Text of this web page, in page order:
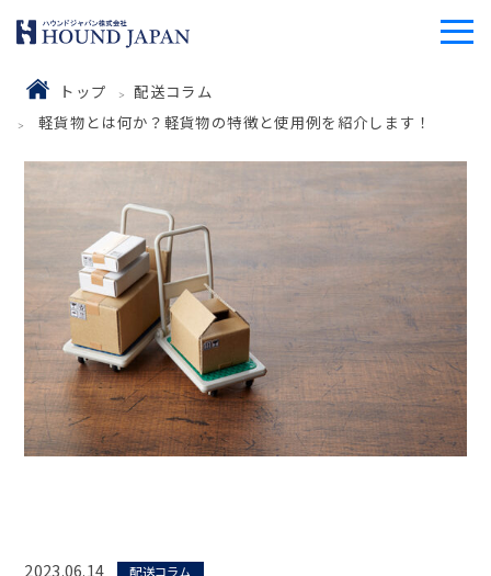
トップ
配送コラム
軽貨物とは何か？軽貨物の特徴と使用例を紹介します！
2023.06.14 配送コラム